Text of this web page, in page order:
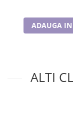
ADAUGA IN
ALTI